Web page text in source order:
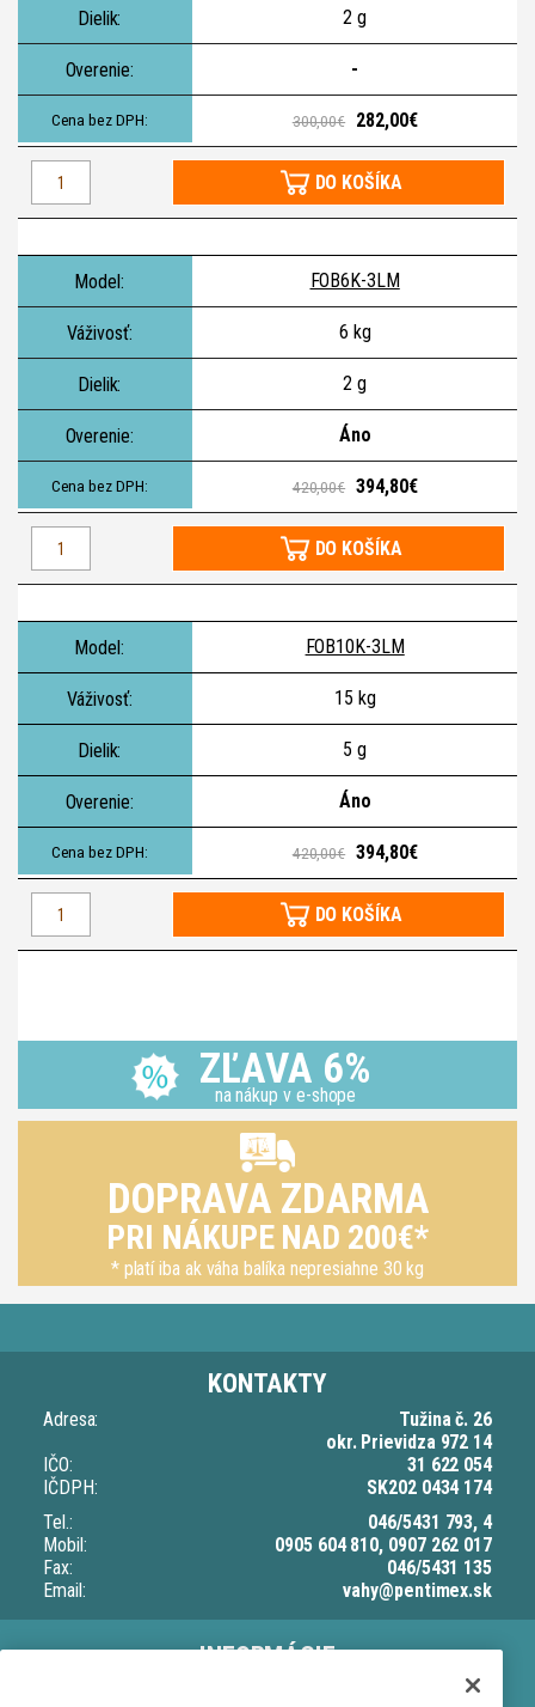
2 g
-
300,00€ 282,00€
DO KOŠÍKA
FOB6K-3LM
6 kg
2 g
Áno
420,00€ 394,80€
DO KOŠÍKA
FOB10K-3LM
15 kg
5 g
Áno
420,00€ 394,80€
DO KOŠÍKA
ZĽAVA 6%
na nákup v e-shope
DOPRAVA ZDARMA
PRI NÁKUPE NAD 200€*
* platí iba ak váha balíka nepresiahne 30 kg
KONTAKTY
Adresa:
Tužina č. 26
okr. Prievidza 972 14
IČO:
31 622 054
IČDPH:
SK202 0434 174
Tel.:
046/5431 793, 4
Mobil:
0905 604 810, 0907 262 017
Fax:
046/5431 135
Email:
vahy@pentimex.sk
INFORMÁCIE